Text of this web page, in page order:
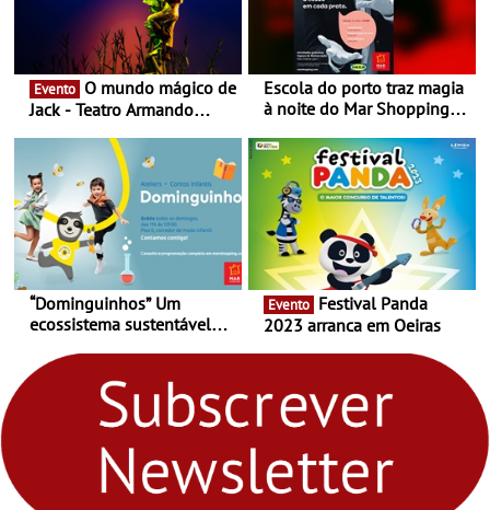
Evento
Jack - Teatro Armando
Escola do porto traz magia
à noite do Mar Shopping
29 de abril, às 21h00
“Dominguinhos” Um
ecossistema sustentável
fores - Atelier de Educação
Ambiental nos
“Dominguinhos” de 23 de
Evento
2023 arranca em Oeiras